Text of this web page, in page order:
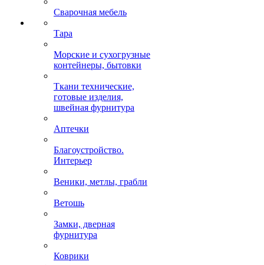
Сварочная мебель
Тара
Морские и сухогрузные
контейнеры, бытовки
Ткани технические,
готовые изделия,
швейная фурнитура
Аптечки
Благоустройство.
Интерьер
Веники, метлы, грабли
Ветошь
Замки, дверная
фурнитура
Коврики